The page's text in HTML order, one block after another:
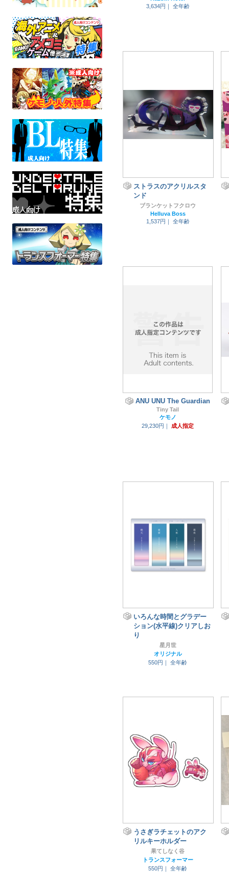
3,634円｜
全年齢
ストラスのアクリルスタ
ンド
ブランケットフクロウ
Helluva Boss
1,537円｜
全年齢
ANU UNU The Guardian
Tiny Tail
ケモノ
29,230円｜
成人指定
いろんな時間とグラデー
ション(水平線)クリアしお
り
星月世
オリジナル
550円｜
全年齢
うさぎラチェットのアク
リルキーホルダー
果てしなく谷
トランスフォーマー
550円｜
全年齢